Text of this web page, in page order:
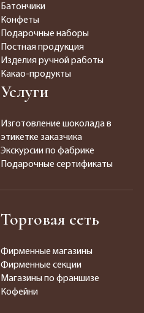
Батончики
Конфеты
Подарочные наборы
Постная продукция
Изделия ручной работы
Какао-продукты
Услуги
Изготовление шоколада в
этикетке заказчика
Экскурсии по фабрике
Подарочные сертификаты
Торговая сеть
Фирменные магазины
Фирменные секции
Магазины по франшизе
Кофейни